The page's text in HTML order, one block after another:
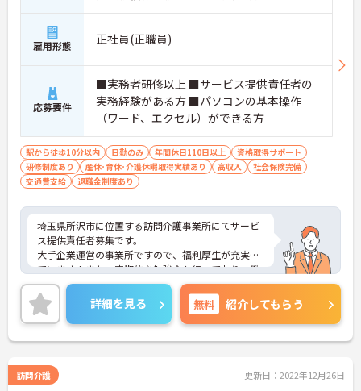
雇用形態 正社員(正職員)
応募要件
■実務者研修以上 ■サービス提供責任者の
実務経験がある方 ■パソコンの基本操作
（ワード、エクセル）ができる方
駅から徒歩10分以内 日勤のみ 年間休日110日以上
資格取得サポート
研修制度あり
産休･育休･介護休暇取得実績あり 高収入
社会保険完備
交通費支給
退職金制度あり
埼玉県所沢市に位置する訪問介護事業所にてサービ
ス提供責任者募集です。
大手企業運営の事業所ですので、福利厚生が充実し
ています！また、定期的な勉強会も行っており、働
きながらスキルアップできる環境です。
ご興味ある方には、面接対策ポイントなど、さらに
詳細をお話しいたしますのでお気軽にご相談くださ
い！
詳細を見る 無料 紹介してもらう
訪問介護 更新日：2022年12月26日